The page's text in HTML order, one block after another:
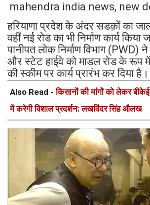
mahendra india news, new
हरियाणा प्रदेश के अंदर सडक़ों का
वहीं नई रोड का भी निर्माण कार्य किया
पानीपत लोक निर्माण विभाग
और स्टेट हाईवे को माडल रोड के रूप
की स्कीम पर कार्य प्रारंभ कर दिया है।
Also Read -किसानों की मांगों को लेकर
में करेगी विशाल प्रदर्शन: लखविंदर सिंह औलख